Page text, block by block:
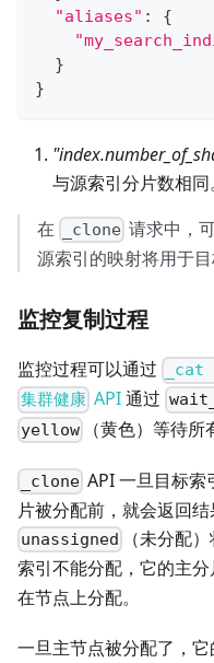
"aliases" :
{
}
}
与源索引分片数相同。
在
_clone 请求中，
源索引的映射将用于目
监控复制过程
监控过程可以通过
集群健康 API通过
yellow （黄色）等待所
_clone API 一旦目标索
片被分配前，就会返回
unassigned
（未分配
索引不能分配，它的主
在节点上分配。
一旦主节点被分配了，